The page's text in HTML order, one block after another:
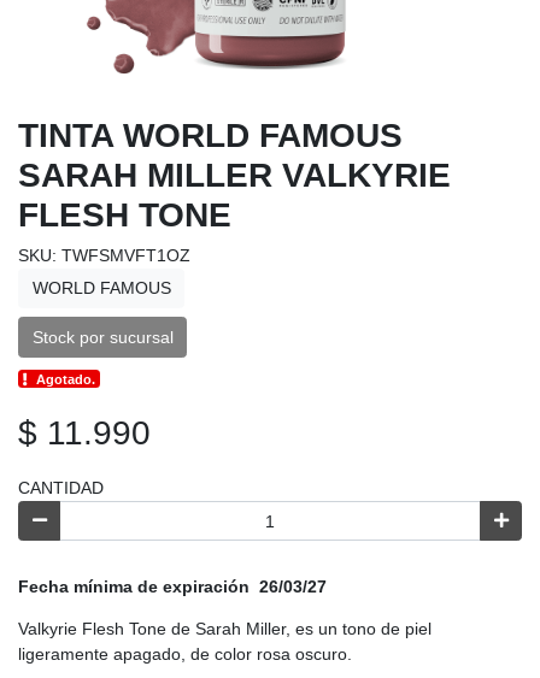
TINTA WORLD FAMOUS
SARAH MILLER VALKYRIE
FLESH TONE
SKU: TWFSMVFT1OZ
WORLD FAMOUS
Stock por sucursal
Agotado.
$ 11.990
CANTIDAD
Fecha mínima de expiración 26/03/27
Valkyrie Flesh Tone de Sarah Miller, es un tono de piel
ligeramente apagado, de color rosa oscuro.